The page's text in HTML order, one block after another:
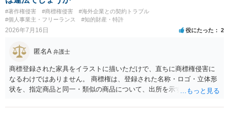
#著作権侵害 #商標権侵害
#海外企業との契約トラブル
#個人事業主・フリーランス
#知的財産・特許
2026年7月16日 役にたった 2
匿名A 弁護士
商標登録された家具をイラストに描いただけで、直ちに商標権侵害に
なるわけではありません。 商標権は、登録された名称・ロゴ・立体形
状を、指定商品と同一・類似の商品について、出所を示す表示として
て描くにとどまる場合は、通常、商標権侵害にはなりにくいと考えら